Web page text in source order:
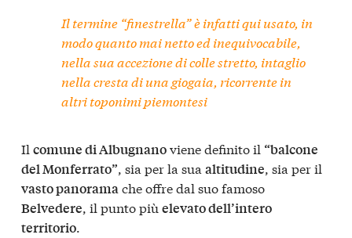
Il termine “finestrella” è infatti qui usato, in
modo quanto mai netto ed inequivocabile,
nella sua accezione di colle stretto, intaglio
nella cresta di una giogaia, ricorrente in
altri toponimi piemontesi
Il comune di Albugnanoviene definito il “balcone
del Monferrato”, sia per la sua altitudine, sia per il
vasto panoramache offre dal suo famoso
Belvedere, il punto più elevato dell’intero
territorio.